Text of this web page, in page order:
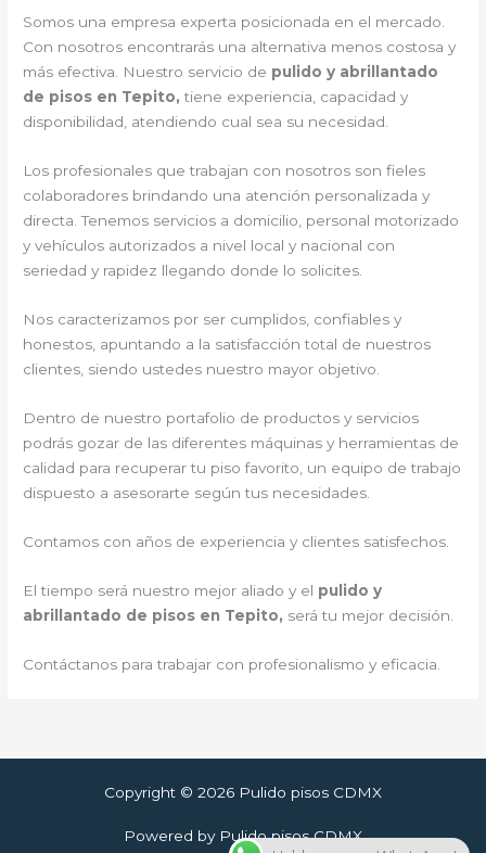
Somos una empresa experta posicionada en el mercado.
Con nosotros encontrarás una alternativa menos costosa y
más efectiva. Nuestro servicio de pulido y abrillantado
de pisos en Tepito,tiene experiencia, capacidad y
disponibilidad, atendiendo cual sea su necesidad.
Los profesionales que trabajan con nosotros son fieles
colaboradores brindando una atención personalizada y
directa. Tenemos servicios a domicilio, personal motorizado
y vehículos autorizados a nivel local y nacional con
seriedad y rapidez llegando donde lo solicites.
Nos caracterizamos por ser cumplidos, confiables y
honestos, apuntando a la satisfacción total de nuestros
clientes, siendo ustedes nuestro mayor objetivo.
Dentro de nuestro portafolio de productos y servicios
podrás gozar de las diferentes máquinas y herramientas de
calidad para recuperar tu piso favorito, un equipo de trabajo
dispuesto a asesorarte según tus necesidades.
Contamos con años de experiencia y clientes satisfechos.
El tiempo será nuestro mejor aliado y el pulido y
abrillantado de pisos en Tepito, será tu mejor decisión.
Contáctanos para trabajar con profesionalismo y eficacia.
Copyright © 2026 Pulido pisos CDMX
Powered by Pulido pisos CDMX